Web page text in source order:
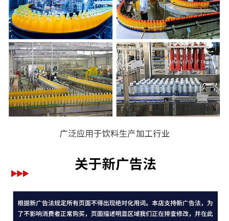
价格：商品在爱采购的展示标价，具体的成交价格可能因商品参加
活动等情况发生变化，也可能随着购买数量不同或所选规格不同而
发生变化，如用户与商家线下达成协议，以线下协议的结算价格为
准，如用户在爱采购上完成线上购买，则最终以订单结算页价格为
准。
抢购价：商品参与营销活动的活动价格，也可能随着购买数量不同